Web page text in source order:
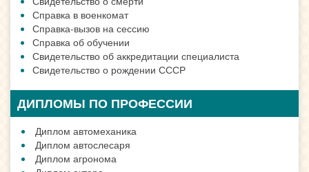
Справка в военкомат
Справка-вызов на сессию
Справка об обучении
Свидетельство об аккредитации специалиста
Свидетельство о рождении СССР
ДИПЛОМЫ ПО ПРОФЕССИИ
Диплом автомеханика
Диплом автослесаря
Диплом агронома